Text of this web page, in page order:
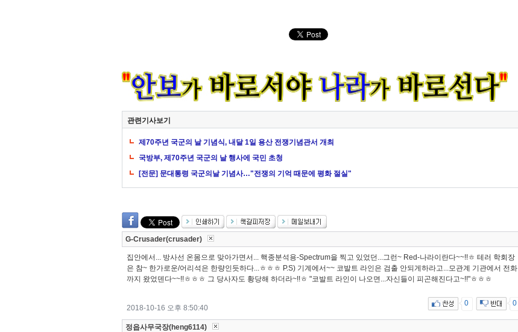
관련기사보기
제70주년 국군의 날 기념식, 내달 1일 용산 전쟁기념관서 개최
국방부, 제70주년 국군의 날 행사에 국민 초청
[전문] 문대통령 국군의날 기념사…"전쟁의 기억 때문에 평화 절실"
G-Crusader(crusader)
집안에서... 방사선 온몸으로 맞아가면서... 핵종분석용-Spectrum을 찍고 있었던...그런~ Red-나라이란다~~!!ㅎ 테러 학회장
은 참~ 한가로운/어리석은 한량인듯하다...ㅎㅎㅎ P.S) 기계에서~~ 코발트 라인은 검출 안되게하라고...모관계 기관에서 전화
까지 왔었덴다~~!!ㅎㅎㅎ 그 당사자도 황당해 하더라~!!ㅎ "코발트 라인이 나오면...자신들이 피곤해진다고~!!"ㅎㅎㅎ
2018-10-16 오후 8:50:40
0 0
정읍사무국장(heng6114)